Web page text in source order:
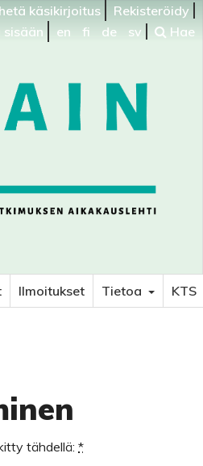
käsikirjoitus
Rekisteröidy
sisään
en fi de sv Hae
Ilmoitukset Tietoa KTS
tähdellä: *